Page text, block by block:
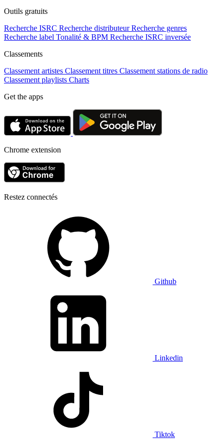
Outils gratuits
Recherche ISRC Recherche distributeur Recherche genres
Recherche label Tonalité & BPM Recherche ISRC inversée
Classements
Classement artistes Classement titres Classement stations de radio
Classement playlists Charts
Get the apps
Chrome extension
Restez connectés
Github
Linkedin
Tiktok